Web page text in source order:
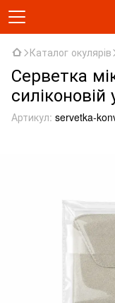
Каталог окулярів
Серветка
силіконовій
Артикул: servetka-